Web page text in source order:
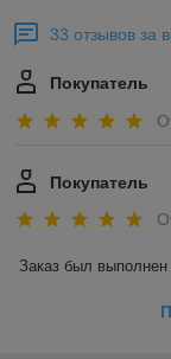
33 отзывов за
Покупатель
Покупатель
Заказ был выполнен